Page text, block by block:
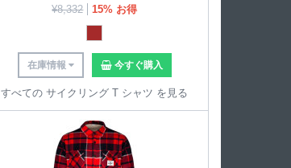
¥8,332 15% お得
在庫情報 今すぐ購入
すべての サイクリング T シャツ を見る